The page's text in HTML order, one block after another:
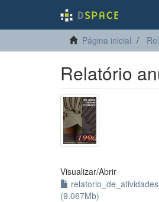
Página inicial
Relatório
Visualizar/Abrir
(9.067Mb)